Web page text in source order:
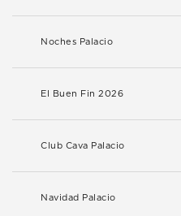
Noches Palacio
El Buen Fin 2026
Club Cava Palacio
Navidad Palacio